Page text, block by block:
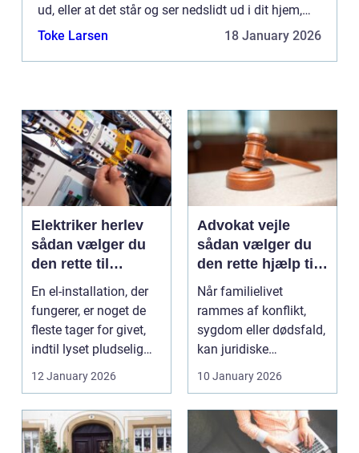
ud, eller at det står og ser nedslidt ud i dit hjem,
kan du genopfriske det med en ombetrækning. ...
Toke Larsen 18 January 2026
Elektriker herlev
sådan vælger du
den rette til
opgaven
En el-installation, der
fungerer, er noget de
fleste tager for givet,
indtil lyset pludselig
går, el...
12 January 2026
Advokat vejle
sådan vælger du
den rette hjælp til
familien
Når familielivet
rammes af konflikt,
sygdom eller dødsfald,
kan juridiske
spørgsmål hurtigt
10 January 2026